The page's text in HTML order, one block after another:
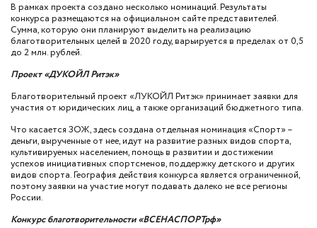
В рамках проекта создано несколько номинаций. Результаты
конкурса размещаются на официальном сайте представителей.
Сумма, которую они планируют выделить на реализацию
благотворительных целей в 2020 году, варьируется в пределах от 0,5
до 2 млн. рублей.
Проект «ДУКОЙЛ Ритэк»
Благотворительный проект «ЛУКОЙЛ Ритэк» принимает заявки для
участия от юридических лиц, а также организаций бюджетного типа.
Что касается ЗОЖ, здесь создана отдельная номинация «Спорт» –
деньги, вырученные от нее, идут на развитие разных видов спорта,
культивируемых населением, помощь в развитии и достижении
успехов инициативных спортсменов, поддержку детского и других
видов спорта. География действия конкурса является ограниченной,
поэтому заявки на участие могут подавать далеко не все регионы
России.
Конкурс благотворительности «ВСЕНАСПОРТрф»